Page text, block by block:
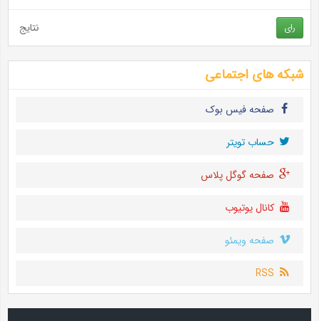
رای نتایج
شبکه های اجتماعی
صفحه فیس بوک
حساب تويتر
صفحه گوگل پلاس
کانال یوتیوب
صفحه ویمئو
RSS